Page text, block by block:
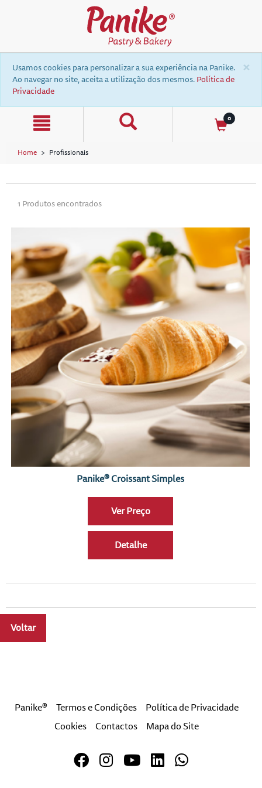
×
Usamos cookies para personalizar a sua experiência na Panike.
Ao navegar no site, aceita a utilização dos mesmos. Política de
Privacidade
0
Home Profissionais
1 Produtos encontrados
Panike® Croissant Simples
Ver Preço
Detalhe
Voltar
Panike® Termos e Condições
Política de Privacidade
Cookies
Contactos Mapa do Site